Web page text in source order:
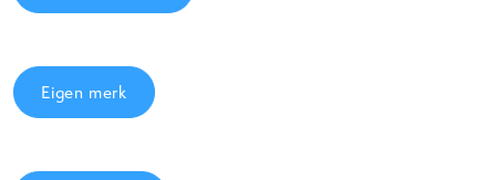
Eigen merk